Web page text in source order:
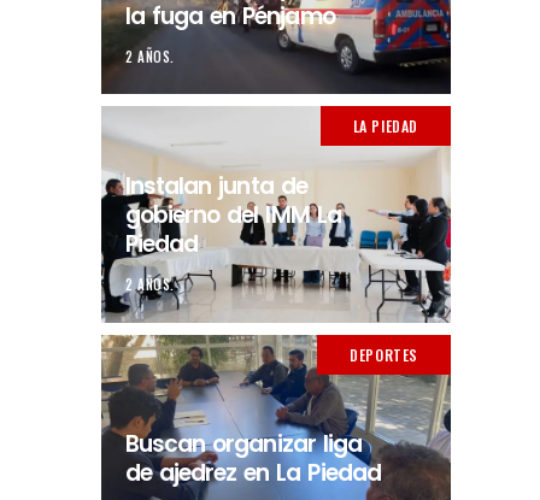
la fuga en Pénjamo
2 AÑOS.
LA PIEDAD
Instalan junta de
gobierno del IMM La
Piedad
2 AÑOS.
DEPORTES
Buscan organizar liga
de ajedrez en La Piedad